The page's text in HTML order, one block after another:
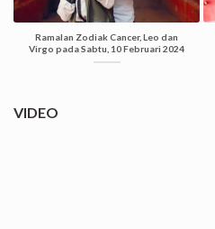
Ramalan Zodiak Cancer, Leo dan
Virgo pada Sabtu, 10 Februari 2024
VIDEO